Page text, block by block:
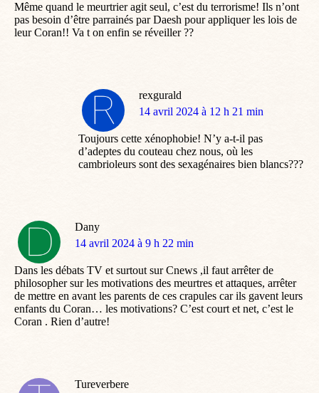
Même quand le meurtrier agit seul, c’est du terrorisme! Ils n’ont
pas besoin d’être parrainés par Daesh pour appliquer les lois de
leur Coran!! Va t on enfin se réveiller ??
rexgurald
dit
14 avril 2024 à 12 h 21 min
Toujours cette xénophobie! N’y a-t-il pas
d’adeptes du couteau chez nous, où les
cambrioleurs sont des sexagénaires bien blancs???
Dany
dit
14 avril 2024 à 9 h 22 min
Dans les débats TV et surtout sur Cnews ,il faut arrêter de
philosopher sur les motivations des meurtres et attaques, arrêter
de mettre en avant les parents de ces crapules car ils gavent leurs
enfants du Coran… les motivations? C’est court et net, c’est le
Coran . Rien d’autre!
Tureverbere